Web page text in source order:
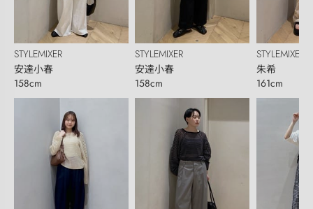
STYLEMIXER
安達小春
158cm
STYLEMIXER
安達小春
158cm
STYLEMIXER
朱希
161cm